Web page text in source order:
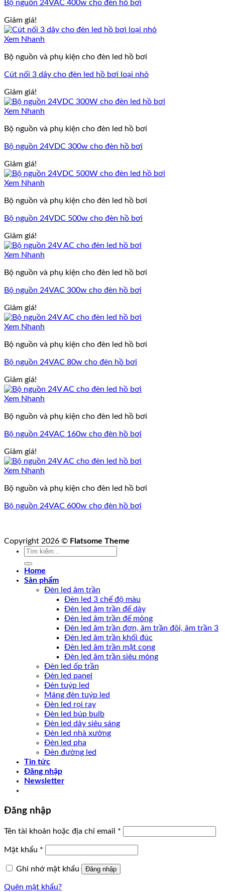
Bộ nguồn 24VAC 400w cho đèn hồ bơi
Giảm giá!
Xem Nhanh
Bộ nguồn và phụ kiện cho đèn led hồ bơi
Cút nối 3 dây cho đèn led hồ bơi loại nhỏ
Giảm giá!
Xem Nhanh
Bộ nguồn và phụ kiện cho đèn led hồ bơi
Bộ nguồn 24VDC 300w cho đèn hồ bơi
Giảm giá!
Xem Nhanh
Bộ nguồn và phụ kiện cho đèn led hồ bơi
Bộ nguồn 24VDC 500w cho đèn hồ bơi
Giảm giá!
Xem Nhanh
Bộ nguồn và phụ kiện cho đèn led hồ bơi
Bộ nguồn 24VAC 300w cho đèn hồ bơi
Giảm giá!
Xem Nhanh
Bộ nguồn và phụ kiện cho đèn led hồ bơi
Bộ nguồn 24VAC 80w cho đèn hồ bơi
Giảm giá!
Xem Nhanh
Bộ nguồn và phụ kiện cho đèn led hồ bơi
Bộ nguồn 24VAC 160w cho đèn hồ bơi
Giảm giá!
Xem Nhanh
Bộ nguồn và phụ kiện cho đèn led hồ bơi
Bộ nguồn 24VAC 600w cho đèn hồ bơi
Copyright 2026 © Flatsome Theme
Tìm
Home
Sản phẩm
Đèn led âm trần
Đèn led 3 chế độ màu
Đèn led âm trần đế dày
Đèn led âm trần đế mỏng
Đèn led âm trần đơn, âm trần đôi, âm trần 3
Đèn led âm trần khối đúc
Đèn led âm trần mặt cong
Đèn led âm trần siêu mỏng
Đèn led ốp trần
Đèn led panel
Đèn tuýp led
Máng đèn tuýp led
Đèn led rọi ray
Đèn led búp bulb
Đèn led dây siêu sáng
Đèn led nhà xưởng
Đèn led pha
Đèn đường led
Tin tức
Đăng nhập
Newsletter
Đăng nhập
Tên tài khoản hoặc địa chỉ email *
Mật khẩu *
Ghi nhớ mật khẩu Đăng nhập
Quên mật khẩu?